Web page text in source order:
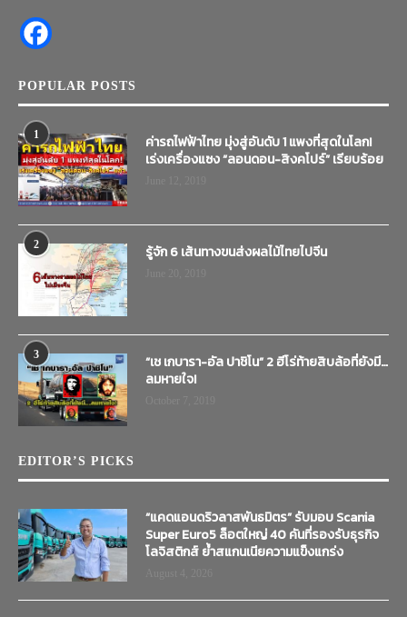
POPULAR POSTS
1
ค่ารถไฟฟ้าไทย มุ่งสู่อันดับ 1 แพงที่สุดในโลก!
เร่งเครื่องแซง “ลอนดอน-สิงคโปร์” เรียบร้อย
2 รู้จัก 6 เส้นทางขนส่งผลไม้ไทยไปจีน
3
“เช เกบารา-อัล ปาชิโน” 2 ฮีโร่ท้ายสิบล้อที่ยังมี…
ลมหายใจ!
EDITOR’S PICKS
“แคดแอนดริวลาสพันธมิตร” รับมอบ Scania
Super Euro5 ล็อตใหญ่ 40 คันที่รองรับธุรกิจ
โลจิสติกส์ ย้ำสแกนเนียความแข็งแกร่ง